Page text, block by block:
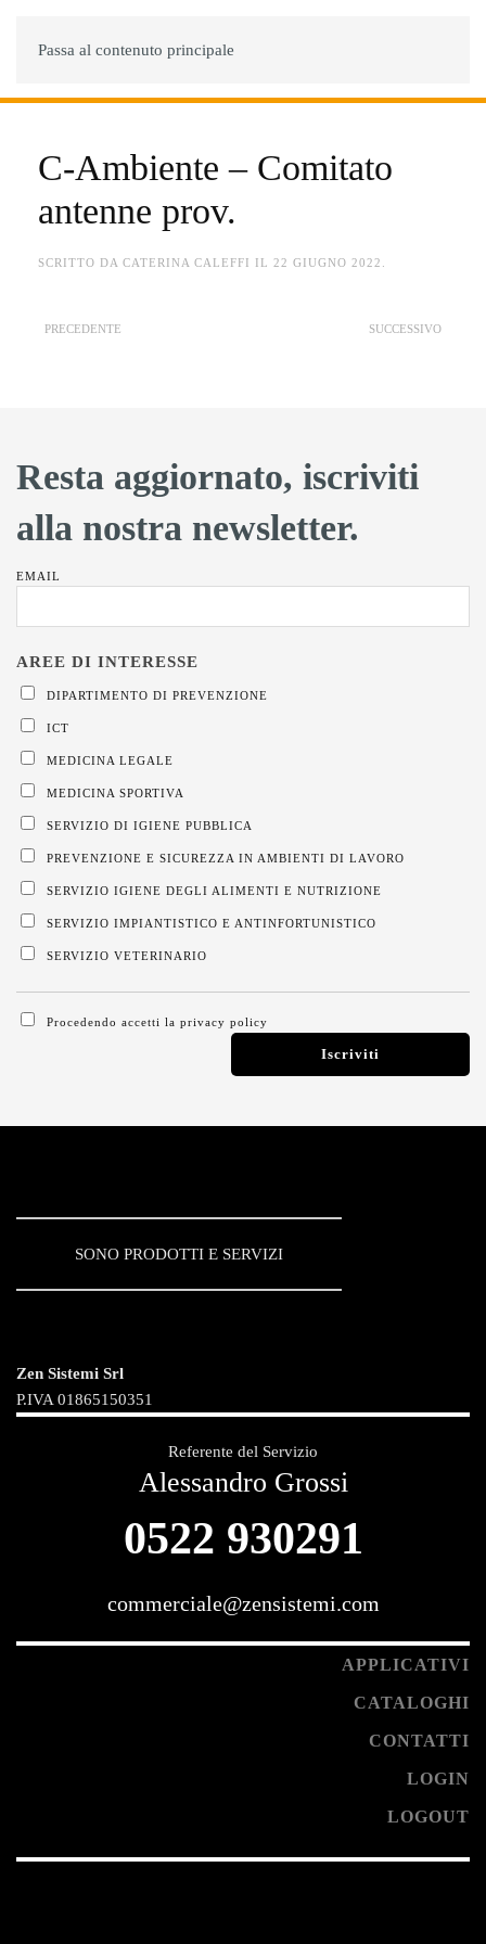
Passa al contenuto principale
C-Ambiente – Comitato
antenne prov.
SCRITTO DA CATERINA CALEFFI IL 22 GIUGNO 2022
PRECEDENTE SUCCESSIVO
Resta aggiornato, iscriviti
alla nostra newsletter.
EMAIL
DIPARTIMENTO DI PREVENZIONE
ICT
MEDICINA LEGALE
MEDICINA SPORTIVA
SERVIZIO DI IGIENE PUBBLICA
PREVENZIONE E SICUREZZA IN AMBIENTI DI LAVORO
SERVIZIO IGIENE DEGLI ALIMENTI E NUTRIZIONE
SERVIZIO IMPIANTISTICO E ANTINFORTUNISTICO
SERVIZIO VETERINARIO
Procedendo accetti la privacy policy
SONO PRODOTTI E SERVIZI
Zen Sistemi Srl
P.IVA 01865150351
Referente del Servizio
Alessandro Grossi
0522 930291
commerciale@zensistemi.com
APPLICATIVI
CATALOGHI
CONTATTI
LOGIN
LOGOUT